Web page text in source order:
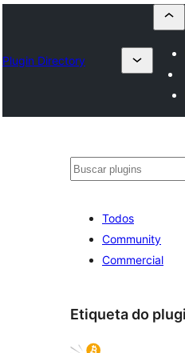
Plugin Directory
Buscar
Todos
Community
Commercial
Etiqueta do